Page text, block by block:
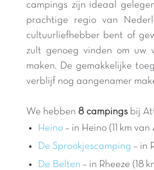
campings zijn ideaal
prachtige regio van
cultuurliefhebber bent of
zult genoeg vinden om uw
maken. De gemakkelijke
verblijf nog aangenamer
We hebben 8 campings bij
Heino – in Heino (11 km
De Sprookjescamping – in
De Belten – in Rheeze (18